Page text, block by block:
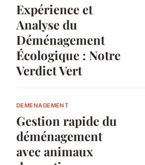
Expérience et
Analyse du
Déménagement
Écologique : Notre
Verdict Vert
DEMENAGEMENT
Gestion rapide du
déménagement
avec animaux